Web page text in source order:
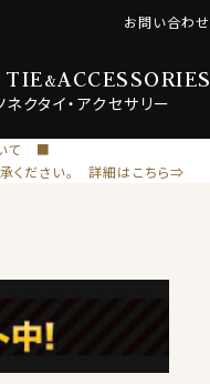
TIE&ACCESSORIES
ネクタイ・ アクセサリー
お問い合わせ
て ■
ください。 詳細はこちら⇒